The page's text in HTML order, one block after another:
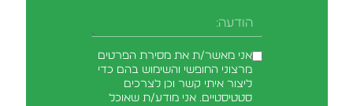
הודעה
אני מאשר/ת את מסירת הפרטים
מרצוני החופשי והשימוש בהם כדי
ליצור איתי קשר וכן לצרכים
סטטיסטיים. אני מודע/ת שאוכל